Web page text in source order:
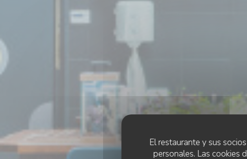
El restaurante y sus
personales. Las cookies